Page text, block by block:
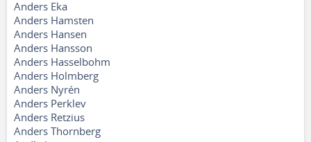
Anders Eka
Anders Hamsten
Anders Hansen
Anders Hansson
Anders Hasselbohm
Anders Holmberg
Anders Nyrén
Anders Perklev
Anders Retzius
Anders Thornberg